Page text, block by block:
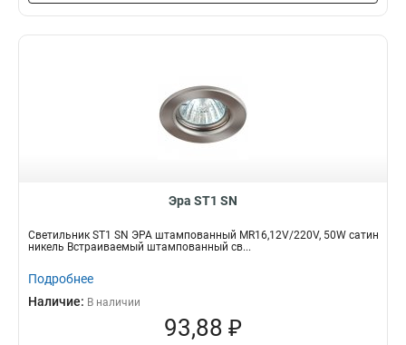
Эра ST1 SN
Светильник ST1 SN ЭРА штампованный MR16,12V/220V, 50W сатин
никель Встраиваемый штампованный св...
Подробнее
Наличие: В наличии
93,88 ₽